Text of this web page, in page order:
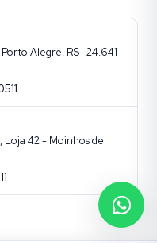
Alegre, RS · 24.641-
Loja 42 - Moinhos de